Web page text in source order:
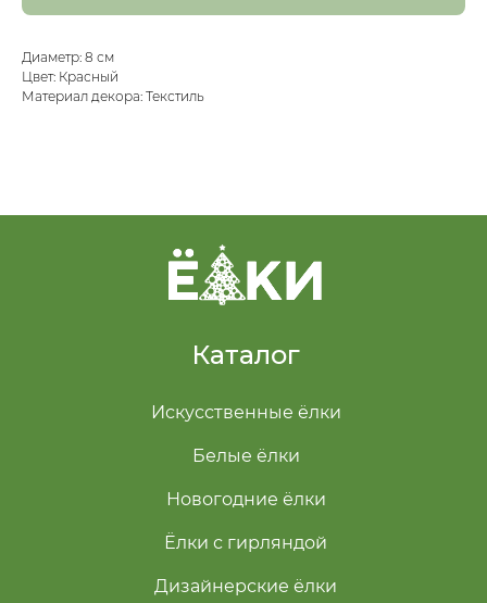
Диаметр: 8 см
Цвет: Красный
Материал декора: Текстиль
Каталог
Искусственные ёлки
Белые ёлки
Новогодние ёлки
Ёлки с гирляндой
Дизайнерские ёлки